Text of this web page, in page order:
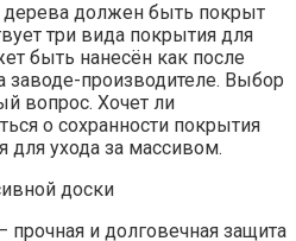
дерева должен быть покрыт
три вида покрытия для
быть нанесён как после
заводе-производителе. Выбор
вопрос. Хочет ли
о сохранности покрытия
для ухода за массивом.
доски
и долговечная защита